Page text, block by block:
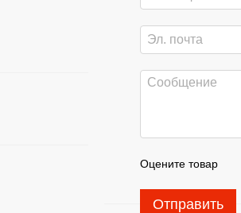
Оцените товар
Отправить